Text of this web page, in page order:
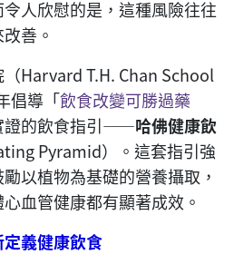
人欣慰的是，這種風險往往
善。
Harvard T.H. Chan School
倡導「飲食改變可勝過藥
證的飲食指引——哈佛健康飲
Pyramid）。這套指引強
以植物為基礎的營養攝取，
血管健康都有顯著成效。
義健康飲食